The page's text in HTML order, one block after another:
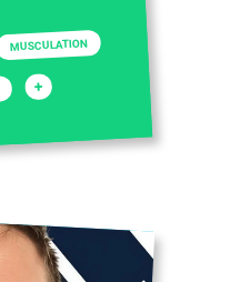
MUSCULATION
+